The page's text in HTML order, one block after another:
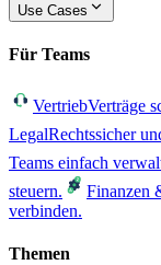
Use Cases
Für Teams
VertriebVerträge
LegalRechtssicher
Teams einfach
steuern.
Finanzen
verbinden.
Themen